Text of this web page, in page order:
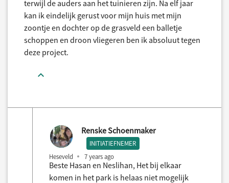
terwijl de auders aan het tuinieren zijn. Na elf jaar
kan ik eindelijk gerust voor mijn huis met mijn
zoontje en dochter op de grasveld een balletje
schoppen en droon vliegeren ben ik absoluut tegen
deze project.
Renske Schoenmaker
INITIATIEFNEMER
Heseveld 7 years ago
Beste Hasan en Neslihan, Het bij elkaar
komen in het park is helaas niet mogelijk